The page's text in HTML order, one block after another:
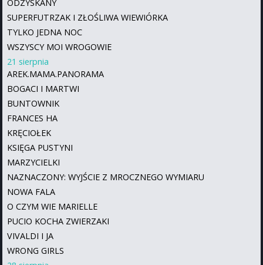
ODZYSKANY
SUPERFUTRZAK I ZŁOŚLIWA WIEWIÓRKA
TYLKO JEDNA NOC
WSZYSCY MOI WROGOWIE
21 sierpnia
AREK.MAMA.PANORAMA
BOGACI I MARTWI
BUNTOWNIK
FRANCES HA
KRĘCIOŁEK
KSIĘGA PUSTYNI
MARZYCIELKI
NAZNACZONY: WYJŚCIE Z MROCZNEGO WYMIARU
NOWA FALA
O CZYM WIE MARIELLE
PUCIO KOCHA ZWIERZAKI
VIVALDI I JA
WRONG GIRLS